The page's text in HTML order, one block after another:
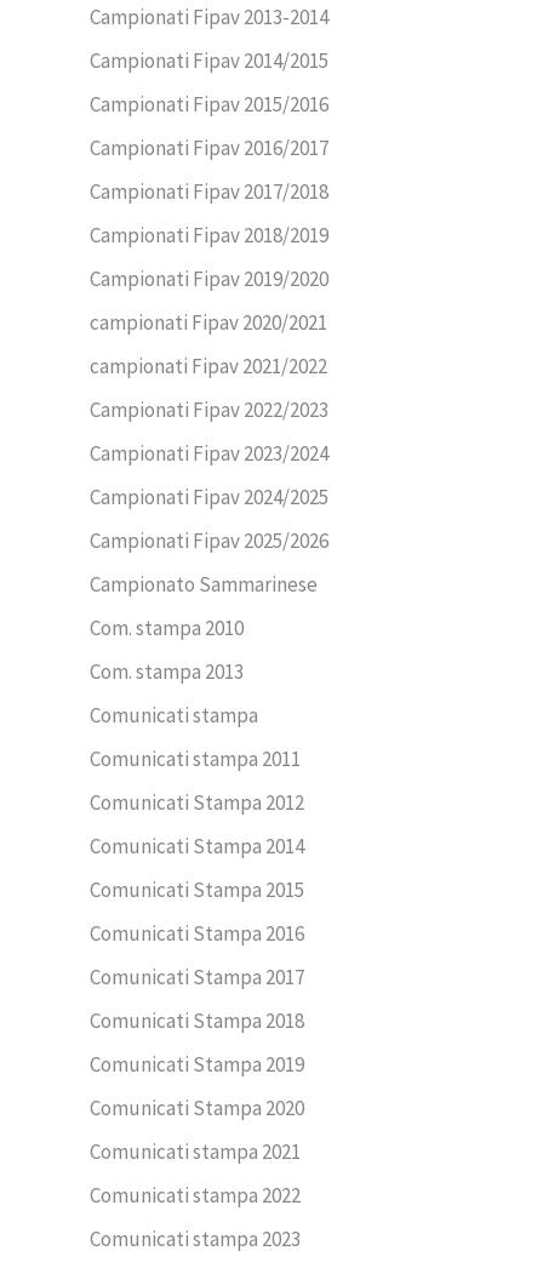
Campionati Fipav 2013-2014
Campionati Fipav 2014/2015
Campionati Fipav 2015/2016
Campionati Fipav 2016/2017
Campionati Fipav 2017/2018
Campionati Fipav 2018/2019
Campionati Fipav 2019/2020
campionati Fipav 2020/2021
campionati Fipav 2021/2022
Campionati Fipav 2022/2023
Campionati Fipav 2023/2024
Campionati Fipav 2024/2025
Campionati Fipav 2025/2026
Campionato Sammarinese
Com. stampa 2010
Com. stampa 2013
Comunicati stampa
Comunicati stampa 2011
Comunicati Stampa 2012
Comunicati Stampa 2014
Comunicati Stampa 2015
Comunicati Stampa 2016
Comunicati Stampa 2017
Comunicati Stampa 2018
Comunicati Stampa 2019
Comunicati Stampa 2020
Comunicati stampa 2021
Comunicati stampa 2022
Comunicati stampa 2023